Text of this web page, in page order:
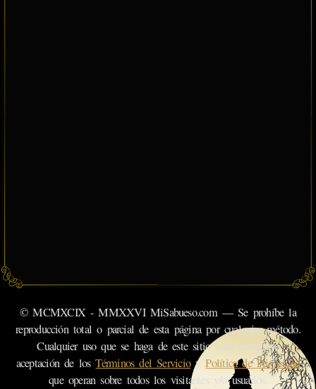
© MCMXCIX - MMXXVI MiSabueso.com — Se prohíbe la
reproducción total o parcial de esta página por cualquier método.
Cualquier uso que se haga de este sitio web constituye
aceptación de losTérminos del ServicioyPolítica de Privacidad
que operan sobre todos los visitantes y/o usuarios.